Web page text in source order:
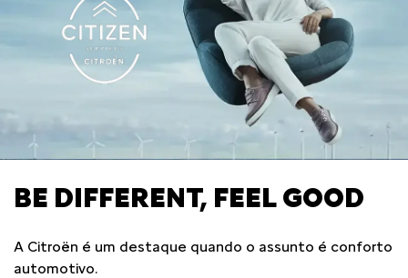
BE DIFFERENT, FEEL GOOD
A Citroën é um destaque quando o assunto é conforto
automotivo.